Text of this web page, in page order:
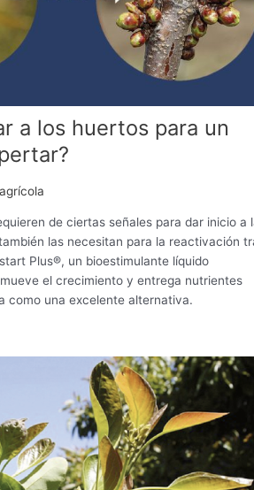
a los huertos para un
de ciertas señales para dar inicio a
las necesitan para la reactivación
Plus®, un bioestimulante líquido
el crecimiento y entrega nutrientes
como una excelente alternativa.